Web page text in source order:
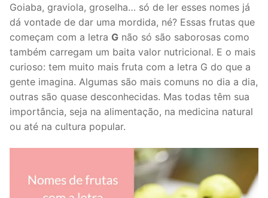
Goiaba, graviola, groselha… só de ler esses nomes já
dá vontade de dar uma mordida, né? Essas frutas que
começam com a letra G não só são saborosas como
também carregam um baita valor nutricional. E o mais
curioso: tem muito mais fruta com a letra G do que a
gente imagina. Algumas são mais comuns no dia a dia,
outras são quase desconhecidas. Mas todas têm sua
importância, seja na alimentação, na medicina natural
ou até na cultura popular.